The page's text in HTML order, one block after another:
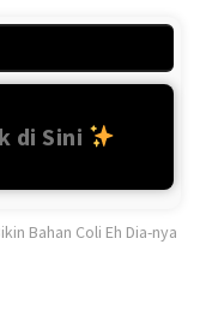
di Sini
Bahan Coli Eh Dia-nya